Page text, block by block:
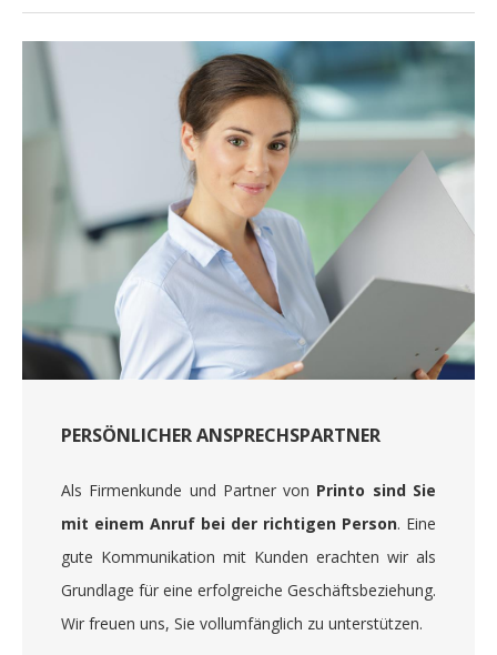
PERSÖNLICHER ANSPRECHSPARTNER
Als Firmenkunde und Partner von Printo sind Sie
mit einem Anruf bei der richtigen Person. Eine
gute Kommunikation mit Kunden erachten wir als
Grundlage für eine erfolgreiche Geschäftsbeziehung.
Wir freuen uns, Sie vollumfänglich zu unterstützen.